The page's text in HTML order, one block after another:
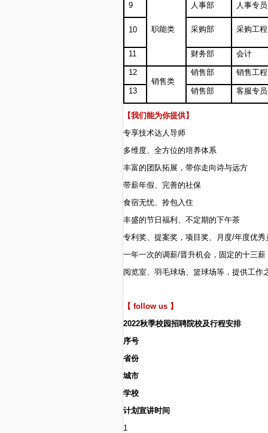
9
职能类
人事部 人事专员
10 采购部 采购工
11 财务部 会计
12
销售类
销售部 销售工
13 销售部 客服专员
【我们能为你提供】
专享技术达人导师
多维度、全方位的培养体系
丰富的团队拓展，带你走向诗与远方
带薪年假、完善的社保
食宿无忧、拎包入住
丰盛的节日福利、不定期的下午茶
专利奖、提案奖，项目奖、月度/年度优
一年一次的调薪/晋升机会，固定的十三薪
阅览室、羽毛球场、篮球场等，提供工作
【 follow us 】
2022秋季校园招聘院校及行程安排
序号
省份
城市
学校
计划宣讲时间
1